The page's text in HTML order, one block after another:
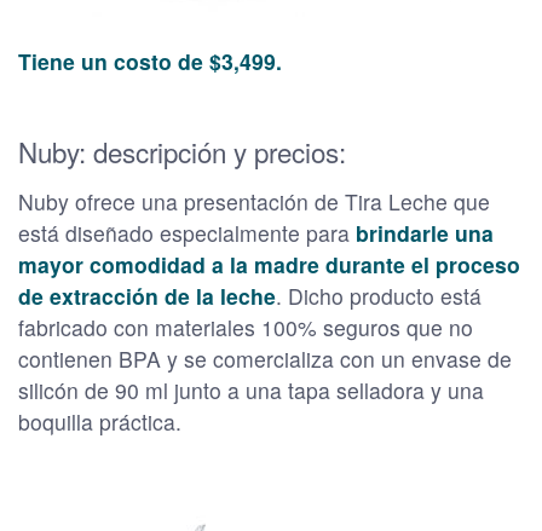
Tiene un costo de $3,499.
Nuby: descripción y precios:
Nuby ofrece una presentación de Tira Leche que
está diseñado especialmente para brindarle una
mayor comodidad a la madre durante el proceso
de extracción de la leche. Dicho producto está
fabricado con materiales 100% seguros que no
contienen BPA y se comercializa con un envase de
silicón de 90 ml junto a una tapa selladora y una
boquilla práctica.